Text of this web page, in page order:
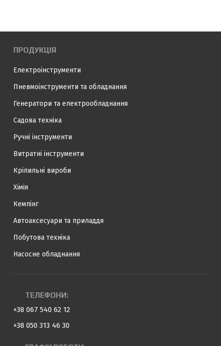
ПРОДУКЦІЯ
Електроінструменти
Пневмоінструменти та обладнання
Генератори та електрообладнання
Садова техніка
Ручні інструменти
Витратні інструменти
Кріпильні вироби
Хімія
Кемпінг
Автоаксесуари та приладдя
Побутова техніка
Насосне обладнання
ТЕЛЕФОНИ:
+38 067 540 62 12
+38 050 313 46 30